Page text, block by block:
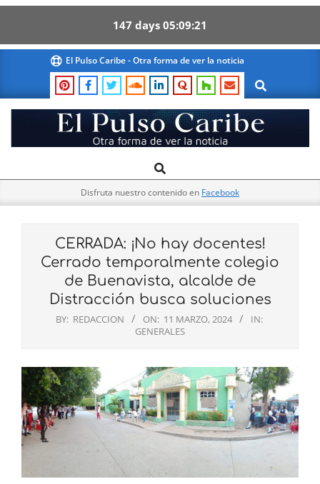
147 days 05 09 21
content
El Pulso Caribe - Otra forma de ver la noticia
Search
El
Pulso
Navigation
Search
Disfruta nuestro contenido en Facebook
CERRADA: ¡No hay docentes!
Cerrado temporalmente colegio
de Buenavista, alcalde de
Distracción busca soluciones
BY: REDACCION ON: 11 MARZO, 2024
IN:
GENERALES